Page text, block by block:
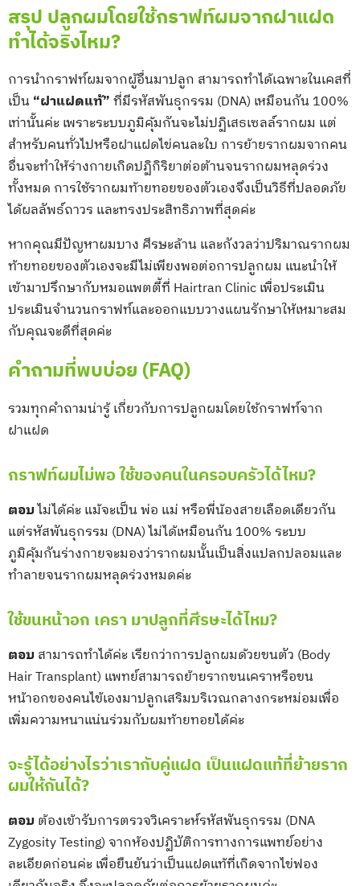
สรุป ปลูกผมโดยใช้กราฟท์ผมจากฝาแฝด
ทำได้จริงไหม?
การนำกราฟท์ผมจากผู้อื่นมาปลูก สามารถทำได้เฉพาะในเคสที่
เป็น“ฝาแฝดแท้”ที่มีรหัสพันธุกรรม (DNA) เหมือนกัน 100%
เท่านั้นค่ะ เพราะระบบภูมิคุ้มกันจะไม่ปฏิเสธเซลล์รากผม แต่
สำหรับคนทั่วไปหรือฝาแฝดไข่คนละใบ การย้ายรากผมจากคน
อื่นจะทำให้ร่างกายเกิดปฏิกิริยาต่อต้านจนรากผมหลุดร่วง
ทั้งหมด การใช้รากผมท้ายทอยของตัวเองจึงเป็นวิธีที่ปลอดภัย
ได้ผลลัพธ์ถาวร และทรงประสิทธิภาพที่สุดค่ะ
หากคุณมีปัญหาผมบาง ศีรษะล้าน และกังวลว่าปริมาณรากผม
ท้ายทอยของตัวเองจะมีไม่เพียงพอต่อการปลูกผม แนะนำให้
เข้ามาปรึกษากับหมอแพตตี้ที่ Hairtran Clinic เพื่อประเมิน
ประเมินจำนวนกราฟท์และออกแบบวางแผนรักษาให้เหมาะสม
กับคุณจะดีที่สุดค่ะ
คำถามที่พบบ่อย (FAQ)
รวมทุกคำถามน่ารู้ เกี่ยวกับการปลูกผมโดยใช้กราฟท์จาก
ฝาแฝด
กราฟท์ผมไม่พอ ใช้ของคนในครอบครัวได้ไหม?
ตอบไม่ได้ค่ะ แม้จะเป็น พ่อ แม่ หรือพี่น้องสายเลือดเดียวกัน
แต่รหัสพันธุกรรม (DNA) ไม่ได้เหมือนกัน 100% ระบบ
ภูมิคุ้มกันร่างกายจะมองว่ารากผมนั้นเป็นสิ่งแปลกปลอมและ
ทำลายจนรากผมหลุดร่วงหมดค่ะ
ใช้ขนหน้าอก เครา มาปลูกที่ศีรษะได้ไหม?
ตอบ สามารถทำได้ค่ะ เรียกว่าการปลูกผมด้วยขนตัว (Body
Hair Transplant) แพทย์สามารถย้ายรากขนเคราหรือขน
หน้าอกของคนไข้เองมาปลูกเสริมบริเวณกลางกระหม่อมเพื่อ
เพิ่มความหนาแน่นร่วมกับผมท้ายทอยได้ค่ะ
จะรู้ได้อย่างไรว่าเรากับคู่แฝด เป็นแฝดแท้ที่ย้ายราก
ผมให้กันได้?
ตอบ ต้องเข้ารับการตรวจวิเคราะห์รหัสพันธุกรรม (DNA
Zygosity Testing) จากห้องปฏิบัติการทางการแพทย์อย่าง
ละเอียดก่อนค่ะ เพื่อยืนยันว่าเป็นแฝดแท้ที่เกิดจากไข่ฟอง